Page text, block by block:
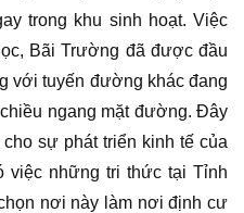
trong khu sinh hoạt. Việc
Bãi Trường đã được đầu
với tuyến đường khác đang
ngang mặt đường. Đây
sự phát triển kinh tế của
việc những tri thức tại Tỉnh
nơi này làm nơi định cư